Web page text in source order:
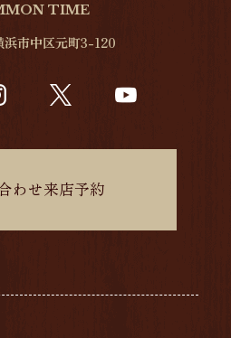
TIME
浜市中区元町3-120
わせ来店予約